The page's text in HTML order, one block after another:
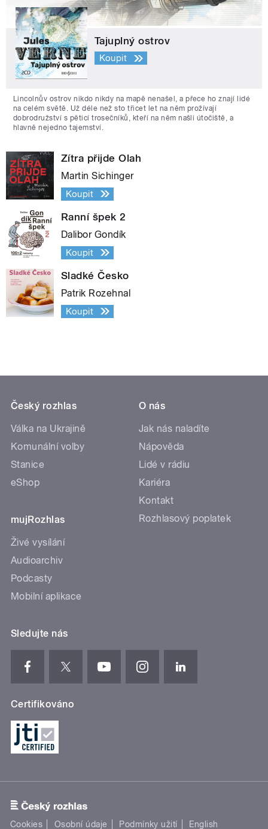
Tajuplný ostrov
Koupit
Lincolnův ostrov nikdo nikdy na mapě nenašel, a přece ho znají lidé
na celém světě. Už déle než sto třicet let na něm prožívají
dobrodružství s pěticí trosečníků, kteří na něm našli útočiště, a
hlavně nejedno tajemství.
Zítra přijde Olah
Martin Sichinger
Koupit
Ranní špek 2
Dalibor Gondík
Koupit
Sladké Česko
Patrik Rozehnal
Koupit
Český rozhlas
Válka na Ukrajině
Komunální volby
Stanice
eShop
mujRozhlas
Živé vysílání
Audioarchiv
Podcasty
Mobilní aplikace
O nás
Jak nás naladíte
Nápověda
Lidé v rádiu
Kariéra
Kontakt
Rozhlasový poplatek
Sledujte nás
Certifikováno
Cookies Osobní údaje Podmínky užití English